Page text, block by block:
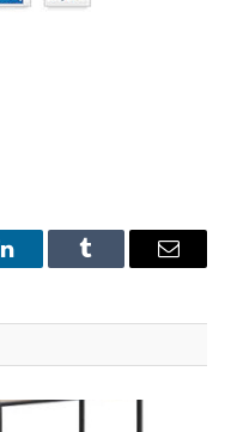
LinkedInTumblr Email